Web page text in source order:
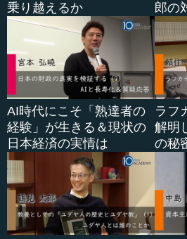
―― 面白いですね。アメリカは議
を言い負かして戦って戦って戦っ
なくなってしまったのですよね。
執行 でも、アメリカのそこが好
わりとやる気があるので、やる気
れは当たり前です。でも、アメリ
民主主義のリーダーです。
私は、アメリカ民主主義はあらゆ
だと思いだしています。そこで新
終わりに向かって立ち上げなけれ
本人がみんなけなしている、日本
うのです...
乗り越えるか
郎の
AI時代にこそ「熟達者の
経験」が生きる＆現状の
日本経済の実情は
ラフ
解明
の秘